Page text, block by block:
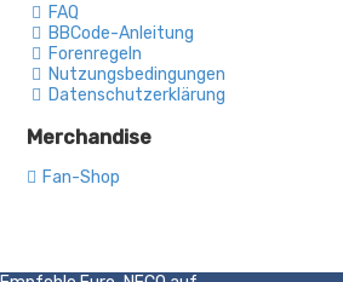
FAQ
BBCode-Anleitung
Forenregeln
Nutzungsbedingungen
Datenschutzerklärung
Merchandise
Fan-Shop